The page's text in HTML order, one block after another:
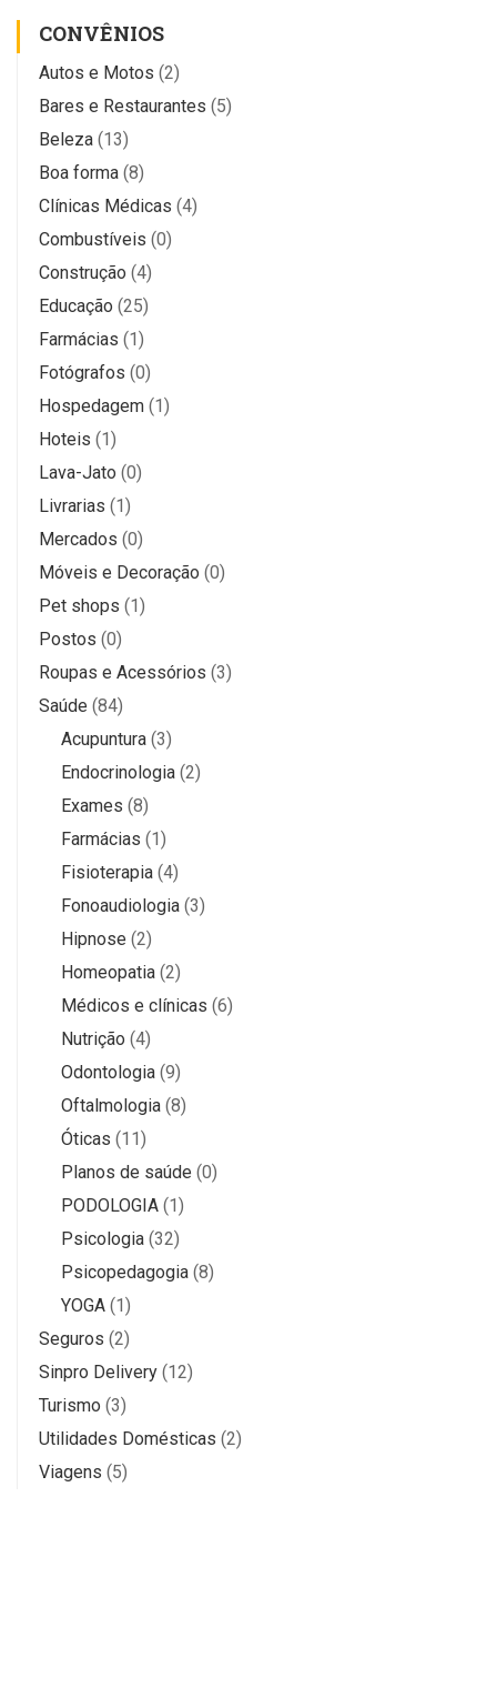
CONVÊNIOS
Autos e Motos (2)
Bares e Restaurantes (5)
Beleza (13)
Boa forma (8)
Clínicas Médicas (4)
Combustíveis (0)
Construção (4)
Educação (25)
Farmácias (1)
Fotógrafos (0)
Hospedagem (1)
Hoteis (1)
Lava-Jato (0)
Livrarias (1)
Mercados (0)
Móveis e Decoração (0)
Pet shops (1)
Postos (0)
Roupas e Acessórios (3)
Saúde (84)
Acupuntura (3)
Endocrinologia (2)
Exames (8)
Farmácias (1)
Fisioterapia (4)
Fonoaudiologia (3)
Hipnose (2)
Homeopatia (2)
Médicos e clínicas (6)
Nutrição (4)
Odontologia (9)
Oftalmologia (8)
Óticas (11)
Planos de saúde (0)
PODOLOGIA (1)
Psicologia (32)
Psicopedagogia (8)
YOGA (1)
Seguros (2)
Sinpro Delivery (12)
Turismo (3)
Utilidades Domésticas (2)
Viagens (5)